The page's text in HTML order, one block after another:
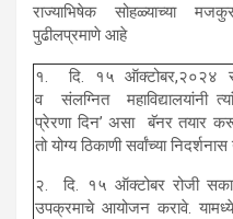
राज्याभिषेक सोहळ्याच्या
पुढीलप्रमाणे आहे
१. दि. १५ ऑक्टोबर,२०२४
व संलग्नित महाविद्यालयांनी
प्रेरणा दिन’ असा बॅनर तयार
तो योग्य ठिकाणी सर्वांच्या
२. दि. १५ ऑक्टोबर रोजी
उपक्रमाचे आयोजन करावे.